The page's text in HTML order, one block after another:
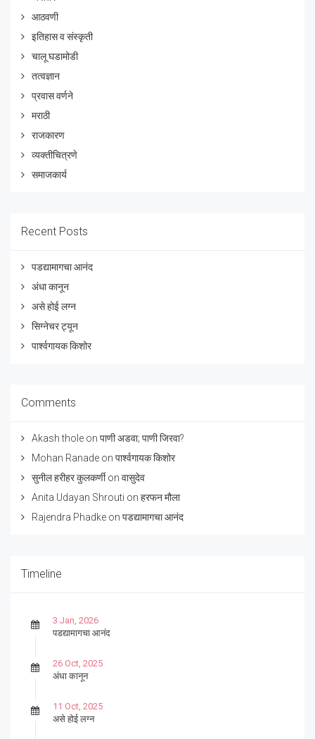
आठवणी
इतिहास व संस्कृती
चालू घडामोडी
तत्वज्ञान
प्रवास वर्णने
मराठी
राजकारण
व्यक्तीचित्रणे
समाजकार्य
Recent Posts
पडद्यामागचा आनंद
अंधा कानून
असे होई लग्न
सिग्नेचर ट्यून
पार्श्वगायक किशोर
Comments
Akash thole on पाणी अडवा; पाणी जिरवा?
Mohan Ranade on पार्श्वगायक किशोर
सुनील हरीहर कुलकर्णीon वासुदेव
Anita Udayan Shrouti on हरफन मौला
Rajendra Phadke on पडद्यामागचा आनंद
Timeline
3 Jan, 2026
पडद्यामागचा आनंद
26 Oct, 2025
अंधा कानून
11 Oct, 2025
असे होई लग्न